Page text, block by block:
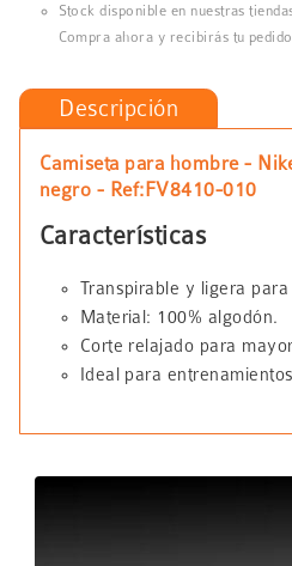
Stock disponible en nuestras
Compra ahora y recibirás tu
Descripción
Camiseta para hombre -
negro - Ref:FV8410-010
Características
Transpirable y ligera
Material: 100% algodón.
Corte relajado para
Ideal para